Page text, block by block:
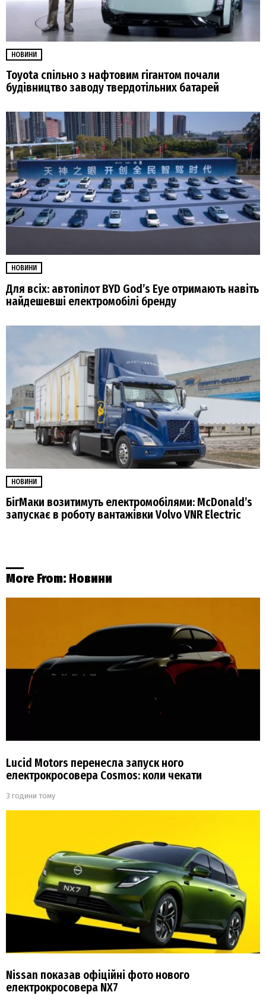
НОВИНИ
Toyota спільно з нафтовим гігантом почали
будівництво заводу твердотільних батарей
НОВИНИ
Для всіх: автопілот BYD God’s Eye отримають навіть
найдешевші електромобілі бренду
НОВИНИ
БігМаки возитимуть електромобілями: McDonald’s
запускає в роботу вантажівки Volvo VNR Electric
More From: Новини
Lucid Motors перенесла запуск ного
електрокросовера Cosmos: коли чекати
3 години тому
Nissan показав офіційні фото нового
електрокросовера NX7